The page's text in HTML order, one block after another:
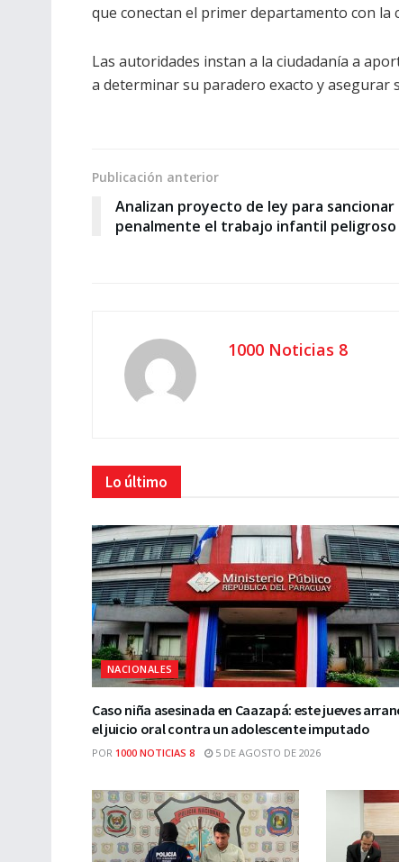
que conectan el primer departamento con la
Las autoridades instan a la ciudadanía a
a determinar su paradero exacto y asegurar
Publicación anterior
Analizan proyecto de ley para sancionar
penalmente el trabajo infantil peligroso
1000 Noticias 8
Lo último
NACIONALES
Caso niña asesinada en Caazapá: este jueves
el juicio oral contra un adolescente imputado
POR 1000 NOTICIAS 8 5 DE AGOSTO DE 2026